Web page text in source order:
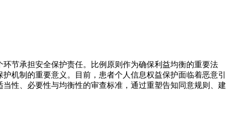
节承担安全保护责任。比例原则作为确保利益均衡的重要法
机制的重要意义。目前，患者个人信息权益保护面临着恶意引
性、必要性与均衡性的审查标准，通过重塑告知同意规则、建